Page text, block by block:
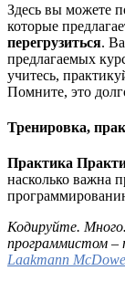
Здесь вы можете
которые
перегрузиться.
предлагаемых
учитесь,
Помните, это
Тренировка,
Практика
насколько важна
Кодируйте.
программистом –
Laakmann